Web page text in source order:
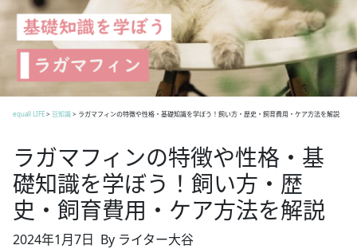
equall LIFE> 豆知識> ラガマフィンの特徴や性格・基礎知識を学ぼう！飼い方・歴史・飼育費用・ケア方法を解説
ラガマフィンの特徴や性格・基
礎知識を学ぼう！飼い方・歴
史・飼育費用・ケア方法を解説
2024年1月7日 By ライター大谷